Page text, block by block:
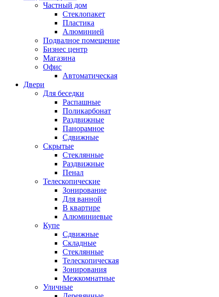
Частный дом
Стеклопакет
Пластика
Алюминией
Подвалное помещение
Бизнес центр
Магазина
Офис
Автоматическая
Двери
Для беседки
Распашные
Поликарбонат
Раздвижные
Панорамное
Сдвижные
Скрытые
Стеклянные
Раздвижные
Пенал
Телескопические
Зонирование
Для ванной
В квартире
Алюминиевые
Купе
Сдвижные
Складные
Стеклянные
Телескопическая
Зонирования
Межкомнатные
Уличные